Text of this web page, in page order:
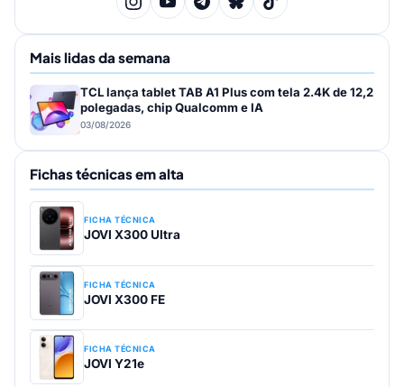
Mais lidas da semana
TCL lança tablet TAB A1 Plus com tela 2.4K de 12,2
polegadas, chip Qualcomm e IA
03/08/2026
Fichas técnicas em alta
FICHA TÉCNICA
JOVI X300 Ultra
FICHA TÉCNICA
JOVI X300 FE
FICHA TÉCNICA
JOVI Y21e